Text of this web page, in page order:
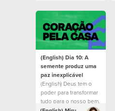
(English) Dia 10: A
semente produz uma
paz inexplicável
(English) Deus tem o
poder para transformar
tudo para o nosso bem,